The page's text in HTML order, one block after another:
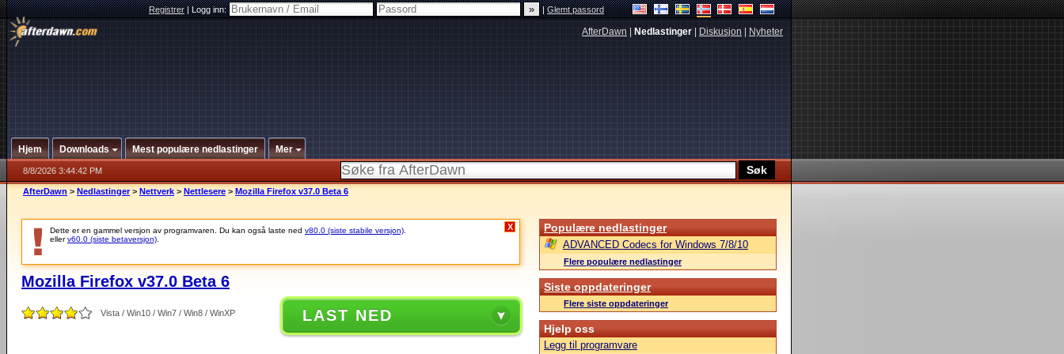
Registrer|Logg inn: |Glemt passord
AfterDawn Nedlastinger Diskusjon Nyheter
Hjem Downloads Mest populære nedlastinger Mer
8/8/2026 3:44:42 PM
AfterDawn > Nedlastinger > Nettverk > Nettlesere > Mozilla Firefox v37.0 Beta 6
Dette er en gammel versjon av programvaren. Du kan også laste ned v80.0 (siste stabile versjon)
ellerv60.0 (siste betaversjon)
X
Mozilla Firefox v37.0 Beta 6
Vista / Win10 / Win7 / Win8 / WinXP LAST NED
Populære nedlastinger
ADVANCED Codecs for Windows 7/8/10
Flere populære nedlastinger
Siste oppdateringer
Flere siste oppdateringer
Hjelp oss
Legg til programvare